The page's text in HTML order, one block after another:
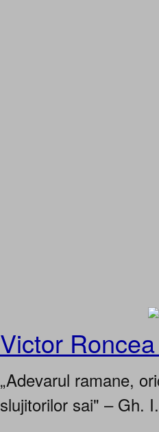
Victor
„Adevarul ramane,
slujitorilor sai" – Gh.